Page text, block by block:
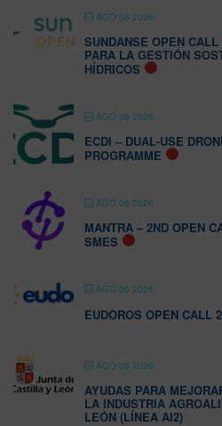
AGO 06 2026
SUNDANSE OPEN
PARA LA GESTIÓN
HÍDRICOS
AGO 06 2026
ECDI – DUAL-USE
PROGRAMME
AGO 06 2026
MANTRA – 2ND OPEN
SMES
AGO 06 2026
EUDOROS OPEN CALL 2
AGO 06 2026
AYUDAS PARA
LA INDUSTRIA
LEÓN (LÍNEA AI2)